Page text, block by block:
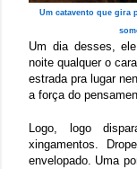
Um catavento que gira
Um dia desses,
noite qualquer o
estrada pra lugar
a força do
Logo, logo
xingamentos.
envelopado. Uma